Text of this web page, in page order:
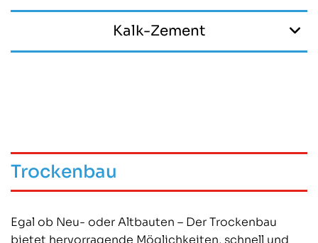
Kalk-Zement
Trockenbau
Egal ob Neu- oder Altbauten – Der Trockenbau
bietet hervorragende Möglichkeiten, schnell und